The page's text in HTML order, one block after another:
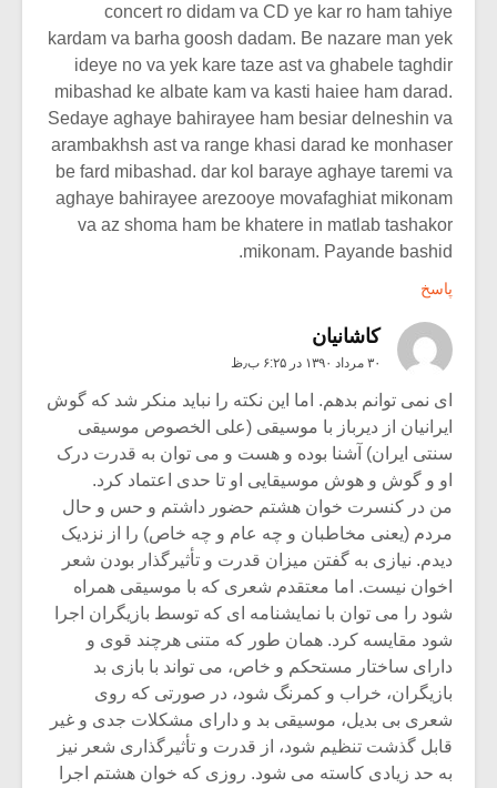
concert ro didam va CD ye kar ro ham tahiye
kardam va barha goosh dadam. Be nazare man yek
ideye no va yek kare taze ast va ghabele taghdir
mibashad ke albate kam va kasti haiee ham darad.
Sedaye aghaye bahirayee ham besiar delneshin va
arambakhsh ast va range khasi darad ke monhaser
be fard mibashad. dar kol baraye aghaye taremi va
aghaye bahirayee arezooye movafaghiat mikonam
va az shoma ham be khatere in matlab tashakor
mikonam. Payande bashid.
پاسخ
کاشانیان
۳۰ مرداد ۱۳۹۰ در ۶:۲۵ ب٫ظ
ای نمی توانم بدهم. اما این نکته را نباید منکر شد که گوش
ایرانیان از دیرباز با موسیقی (علی الخصوص موسیقی
سنتی ایران) آشنا بوده و هست و می توان به قدرت درک
او و گوش و هوش موسیقایی او تا حدی اعتماد کرد.
من در کنسرت خوان هشتم حضور داشتم و حس و حال
مردم (یعنی مخاطبان و چه عام و چه خاص) را از نزدیک
دیدم. نیازی به گفتن میزان قدرت و تأثیرگذار بودن شعر
اخوان نیست. اما معتقدم شعری که با موسیقی همراه
شود را می توان با نمایشنامه ای که توسط بازیگران اجرا
شود مقایسه کرد. همان طور که متنی هرچند قوی و
دارای ساختار مستحکم و خاص، می تواند با بازی بد
بازیگران، خراب و کمرنگ شود، در صورتی که روی
شعری بی بدیل، موسیقی بد و دارای مشکلات جدی و غیر
قابل گذشت تنظیم شود، از قدرت و تأثیرگذاری شعر نیز
به حد زیادی کاسته می شود. روزی که خوان هشتم اجرا